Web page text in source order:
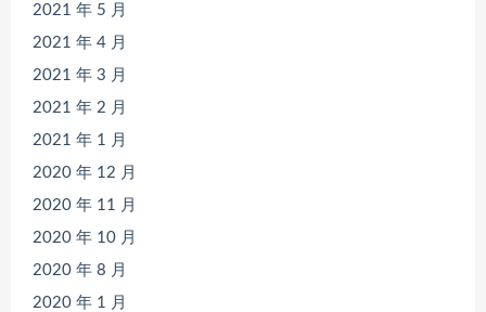
2021 年 5 月
2021 年 4 月
2021 年 3 月
2021 年 2 月
2021 年 1 月
2020 年 12 月
2020 年 11 月
2020 年 10 月
2020 年 8 月
2020 年 1 月